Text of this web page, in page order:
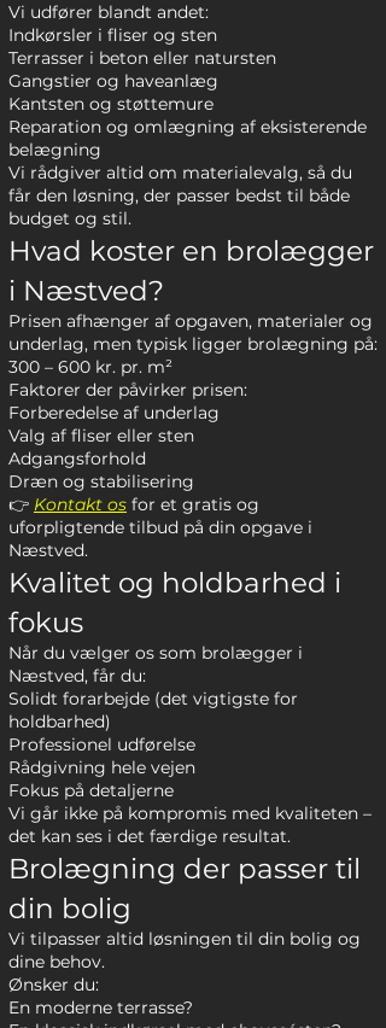
Vi udfører blandt andet:
Indkørsler i fliser og sten
Terrasser i beton eller natursten
Gangstier og haveanlæg
Kantsten og støttemure
Reparation og omlægning af eksisterende
belægning
Vi rådgiver altid om materialevalg, så du
får den løsning, der passer bedst til både
budget og stil.
Hvad koster en brolægger
i Næstved?
Prisen afhænger af opgaven, materialer og
underlag, men typisk ligger brolægning på:
300 – 600 kr. pr. m²
Faktorer der påvirker prisen:
Forberedelse af underlag
Valg af fliser eller sten
Adgangsforhold
Dræn og stabilisering
👉 Kontakt os for et gratis og
uforpligtende tilbud på din opgave i
Næstved.
Kvalitet og holdbarhed i
fokus
Når du vælger os som brolægger i
Næstved, får du:
Solidt forarbejde (det vigtigste for
holdbarhed)
Professionel udførelse
Rådgivning hele vejen
Fokus på detaljerne
Vi går ikke på kompromis med kvaliteten –
det kan ses i det færdige resultat.
Brolægning der passer til
din bolig
Vi tilpasser altid løsningen til din bolig og
dine behov.
Ønsker du:
En moderne terrasse?